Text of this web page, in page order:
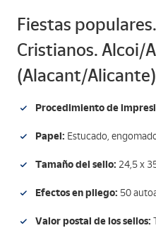
Fiestas
Cristianos. Alcoi/
(Alacant/
Procedimiento de
Papel: Estucado,
Tamaño del sello: 24,5 x
Efectos en pliego: 50
Valor postal de los sellos: